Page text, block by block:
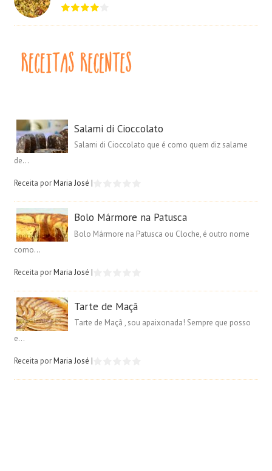
Salami di Cioccolato
Salami di Cioccolato que é como quem diz salame
de...
Receita porMaria José |
Bolo Mármore na Patusca
Bolo Mármore na Patusca ou Cloche, é outro nome
como...
Receita porMaria José |
Tarte de Maçã
Tarte de Maçã , sou apaixonada! Sempre que posso
e...
Receita porMaria José |